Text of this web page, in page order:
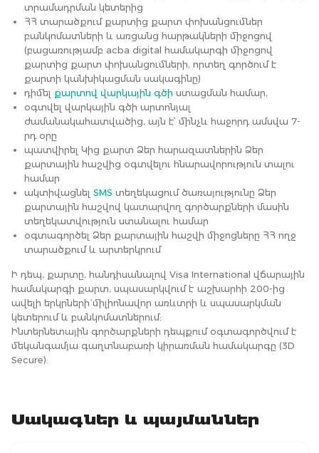
տրամադրման կետերից
ՀՀ տարածքում քարտից քարտ փոխանցումներ
բանկոմատների և առցանց հարթակների միջոցով
(բացառությամբ acba digital համակարգի միջոցով
քարտից քարտ փոխանցումների, որտեղ գործում է
քարտի կանխիկացման սակագինը)
դիմել քարտով վարկային գծի ստացման համար,
օգտվել վարկային գծի արտոնյալ
ժամանակահատվածից, այն է՝ մինչև հաջորդ ամսվա 7-
րդ օրը
պատվիրել Կից քարտ Ձեր հարազատներին Ձեր
քարտային հաշվից օգտվելու հնարավորություն տալու
համար
ակտիվացնել SMS տեղեկացում ծառայությունը Ձեր
քարտային հաշվով կատարվող գործարքների մասին
տեղեկատվություն ստանալու համար
օգտագործել Ձեր քարտային հաշվի միջոցները ՀՀ ողջ
տարածքում և արտերկրում
Ի դեպ, քարտը, հանդիսանալով Visa International վճարային
համակարգի քարտ, սպասարկվում է աշխարհի 200-ից
ավելի երկրների` միլիոնավոր առևտրի և սպասարկման
կետերում և բանկոմատներում:
Ինտերնետային գործարքների դեպքում օգտագործվում է
մեկանգամյա գաղտնաբառի կիրառման համակարգը (3D
Secure):
Սակագներ և պայմաններ